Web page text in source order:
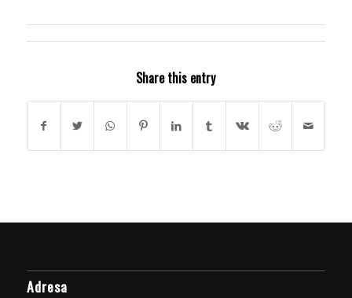
Share this entry
Adresa